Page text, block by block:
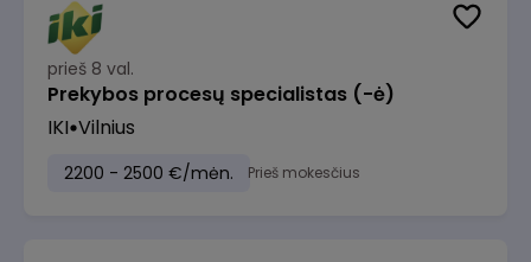
prieš 8 val.
Prekybos procesų specialistas (-ė)
IKI Vilnius
2200 - 2500 €/mėn. Prieš mokesčius